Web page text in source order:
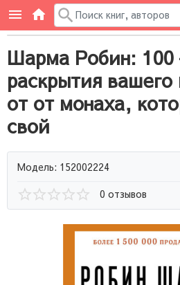
Шарма Робин: 100
раскрытия
от от монаха,
свой
Модель: 152002224
0 отзывов